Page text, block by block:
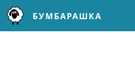
БУМБАРАШКА